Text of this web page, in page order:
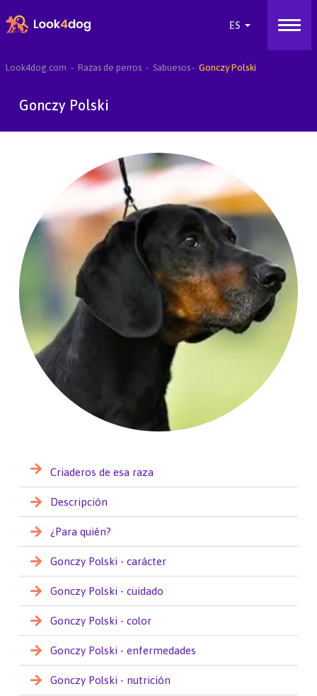
Look4dog.com Razas de perros Sabuesos Gonczy Polski
Gonczy Polski
Criaderos de esa raza
Descripción
¿Para quién?
Gonczy Polski - carácter
Gonczy Polski - cuidado
Gonczy Polski - color
Gonczy Polski - enfermedades
Gonczy Polski - nutrición